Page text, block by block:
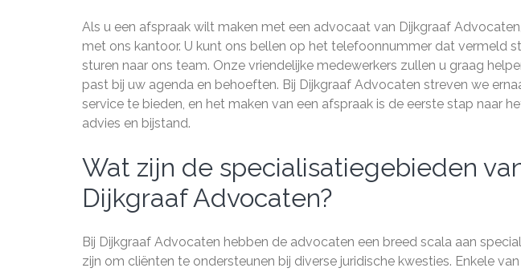
Als u een afspraak wilt maken met een advocaat van Dijkgraaf
met ons kantoor. U kunt ons bellen op het telefoonnummer dat vermeld
sturen naar ons team. Onze vriendelijke medewerkers zullen u graag
past bij uw agenda en behoeften. Bij Dijkgraaf Advocaten streven we
service te bieden, en het maken van een afspraak is de eerste stap naar
advies en bijstand.
Wat zijn de specialisatiegebieden
Dijkgraaf Advocaten?
Bij Dijkgraaf Advocaten hebben de advocaten een breed scala aan
zijn om cliënten te ondersteunen bij diverse juridische kwesties. Enkele